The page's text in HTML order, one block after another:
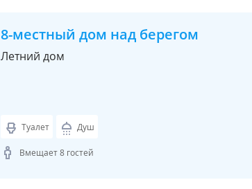
8-местный дом над берегом
Летний дом
Туалет Душ
Вмещает 8 гостей